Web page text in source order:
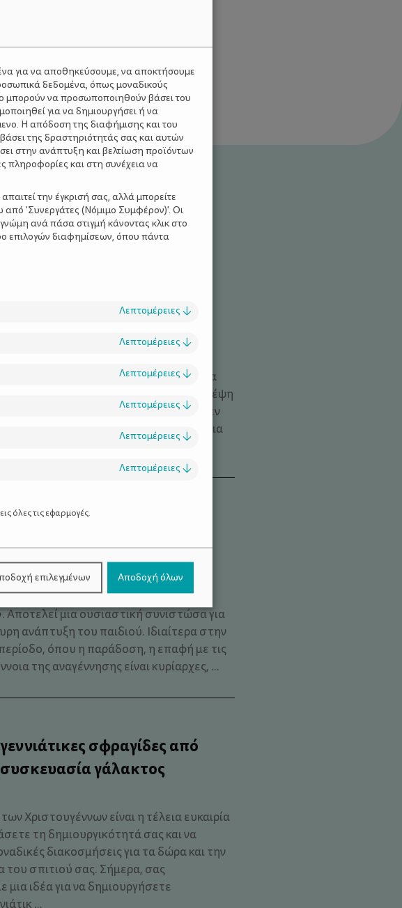
ΠΕΖΟΠΟΡΙΕΣ ΓΙΑ ΠΑΙΔΙΑ
έχεις σκεφτεί να βγεις με τα παιδιά για
βουνό αλλά σε έχει σταματήσει η σκέψη
δύσκολο, κουραστικό ή ότι τα παιδιά δεν
Η πεζοπορία δεν είναι μόνο για
υπάρχουν όμορφες ...
με περισσότερη φύση και
Wi-Fi
με τη φύση δεν είναι απλώς «κάτι
Αποτελεί μια ουσιαστική συνιστώσα για
ανάπτυξη του παιδιού. Ιδιαίτερα στην
όπου η παράδοση, η επαφή με τις
της αναγέννησης είναι κυρίαρχες, ...
σφραγίδες από
γάλακτος
Χριστουγέννων είναι η τέλεια ευκαιρία
τη δημιουργικότητά σας και να
διακοσμήσεις για τα δώρα και την
του σπιτιού σας. Σήμερα, σας
μια ιδέα για να δημιουργήσετε
...
για να αποθηκεύσουμε, να αποκτήσουμε
δεδομένα, όπως μοναδικούς
μπορούν να προσωποποιηθούν βάσει του
για να δημιουργήσει ή να
Η απόδοση της διαφήμισης και του
της δραστηριότητάς σας και αυτών
στην ανάπτυξη και βελτίωση προϊόντων
πληροφορίες και στη συνέχεια να
την έγκρισή σας, αλλά μπορείτε
από 'Συνεργάτες (Νόμιμο Συμφέρον)'. Οι
ανά πάσα στιγμή κάνοντας κλικ στο
επιλογών διαφημίσεων, όπου πάντα
Λεπτομέρειες ↓
Λεπτομέρειες ↓
Λεπτομέρειες ↓
Λεπτομέρειες ↓
Λεπτομέρειες ↓
Λεπτομέρειες ↓
όλες τις εφαρμογές.
επιλεγμένων Αποδοχή όλων